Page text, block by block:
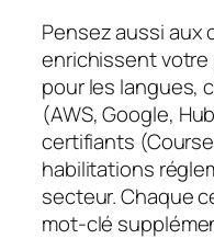
Pensez aussi
enrichissent votre
pour les langues,
(AWS, Google,
certifiants
habilitations
secteur. Chaque
mot-clé